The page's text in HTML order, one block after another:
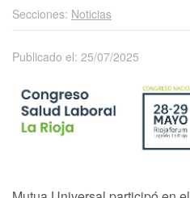
Noticias
Publicado el: 25/07/2025